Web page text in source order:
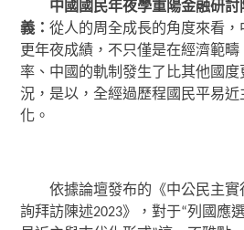
中國國民年夜學重陽金融研
義：從人的周全成長的角度來看
更年夜成績，不只僅是在經濟範
率、中國的軌制發生了比其他國
況，是以，全經過歷程國民平易
化。
依據論壇發布的《中公民主
詢拜訪陳述2023》，對于“列國應